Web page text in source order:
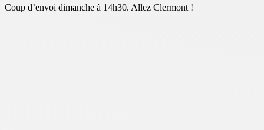
Coup d’envoi dimanche à 14h30. Allez Clermont !